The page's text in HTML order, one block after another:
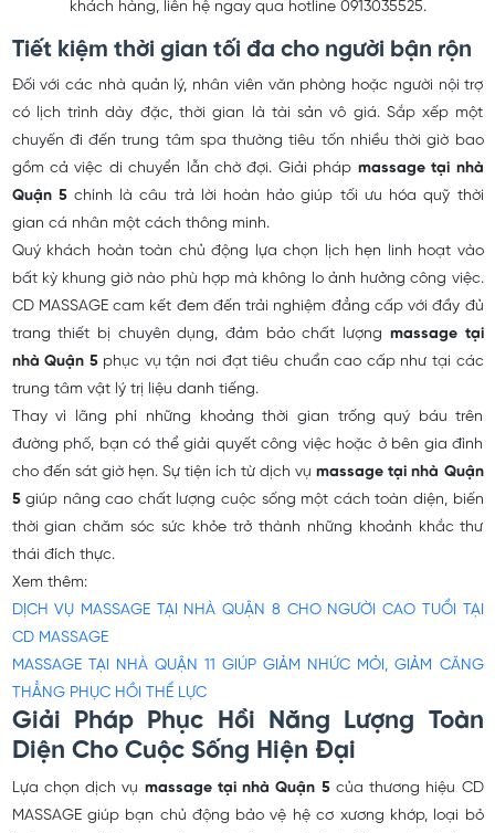
khách hàng, liên hệ ngay qua hotline 0913035525.
Tiết kiệm thời gian tối đa cho người bận rộn
Đối với các nhà quản lý, nhân viên văn phòng hoặc người nội trợ
có lịch trình dày đặc, thời gian là tài sản vô giá. Sắp xếp một
chuyến đi đến trung tâm spa thường tiêu tốn nhiều thời giờ bao
gồm cả việc di chuyển lẫn chờ đợi. Giải pháp massage tại nhà
Quận 5chính là câu trả lời hoàn hảo giúp tối ưu hóa quỹ thời
gian cá nhân một cách thông minh.
Quý khách hoàn toàn chủ động lựa chọn lịch hẹn linh hoạt vào
bất kỳ khung giờ nào phù hợp mà không lo ảnh hưởng công việc.
CD MASSAGE cam kết đem đến trải nghiệm đẳng cấp với đầy đủ
trang thiết bị chuyên dụng, đảm bảo chất lượng massage tại
nhà Quận 5phục vụ tận nơi đạt tiêu chuẩn cao cấp như tại các
trung tâm vật lý trị liệu danh tiếng.
Thay vì lãng phí những khoảng thời gian trống quý báu trên
đường phố, bạn có thể giải quyết công việc hoặc ở bên gia đình
cho đến sát giờ hẹn. Sự tiện ích từ dịch vụmassage tại nhà Quận
5giúp nâng cao chất lượng cuộc sống một cách toàn diện, biến
thời gian chăm sóc sức khỏe trở thành những khoảnh khắc thư
thái đích thực.
Xem thêm:
DỊCH VỤ MASSAGE TẠI NHÀ QUẬN 8 CHO NGƯỜI CAO TUỔI TẠI
CD MASSAGE
MASSAGE TẠI NHÀ QUẬN 11 GIÚP GIẢM NHỨC MỎI, GIẢM CĂNG
THẲNG PHỤC HỒI THỂ LỰC
Giải Pháp Phục Hồi Năng Lượng Toàn
Diện Cho Cuộc Sống Hiện Đại
Lựa chọn dịch vụ massage tại nhà Quận 5của thương hiệu CD
MASSAGE giúp bạn chủ động bảo vệ hệ cơ xương khớp, loại bỏ